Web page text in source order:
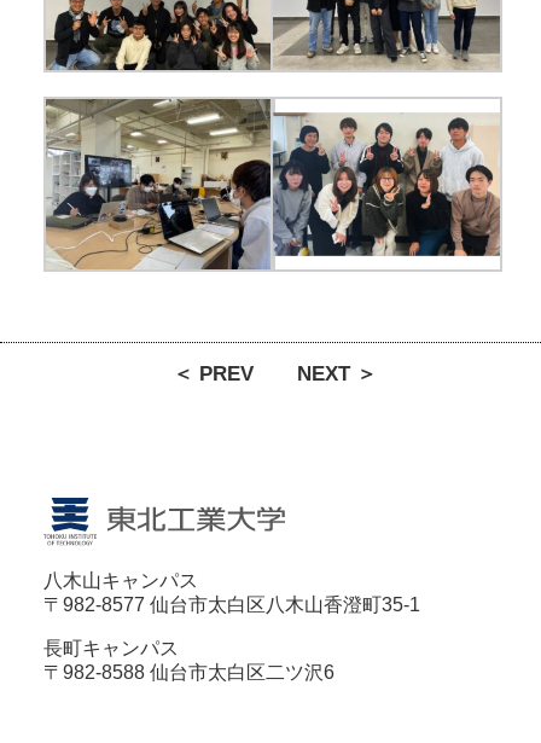
＜ PREV NEXT ＞
八木山キャンパス
〒982-8577 仙台市太白区八木山香澄町35-1
長町キャンパス
〒982-8588 仙台市太白区二ツ沢6